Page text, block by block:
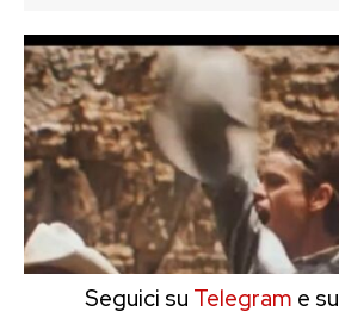
Seguici su Telegram e su